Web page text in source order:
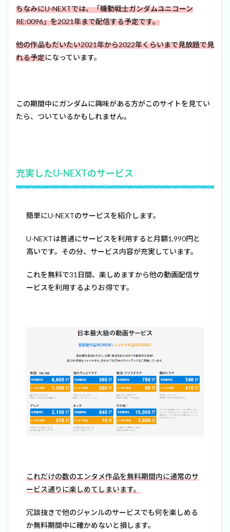
ちなみにU-NEXTでは、「機動戦士ガンダムユニコーン
RE:0096」を2021年まで配信する予定です。
他の作品もだいたい2021年から2022年くらいまで見放題で見
れる予定になっています。
この期間中にガンダムに興味がある方がこのサイトを見てい
たら、ついているかもしれません。
充実したU-NEXTのサービス
簡単にU-NEXTのサービスを紹介します。
U-NEXTは普通にサービスを利用すると月額1,990円と
高いです。その分、サービス内容が充実しています。
これを無料で31日間、楽しめますから他の動画配信サ
ービスを利用するよりお得です。
これだけの数のエンタメ作品を無料期間内に通常のサ
ービス通りに楽しめてしまいます。
冗談抜きで他のジャンルのサービスでも何を楽しめる
か無料期間中に確かめないと損します。